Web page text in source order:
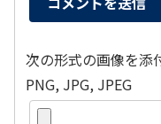
次の形式の画像を添
PNG, JPG, JPEG